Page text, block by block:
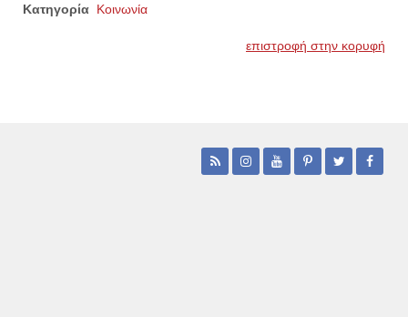
Κατηγορία Κοινωνία
επιστροφή στην κορυφή